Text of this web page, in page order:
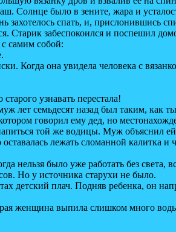
было в зените, жара и
захотелось спать, и, прислонившись
забеспокоился и поспешил
самим собой:
она увидела человека с
узнавать перестала!
лет семьдесят назад был таким, как
говорил ему дед, но
той же водицы. Муж объяснил
лежать сломанной калитка
было уже работать без света,
Но у источника старухи не было.
плач. Подняв ребенка, он
женщина выпила слишком много